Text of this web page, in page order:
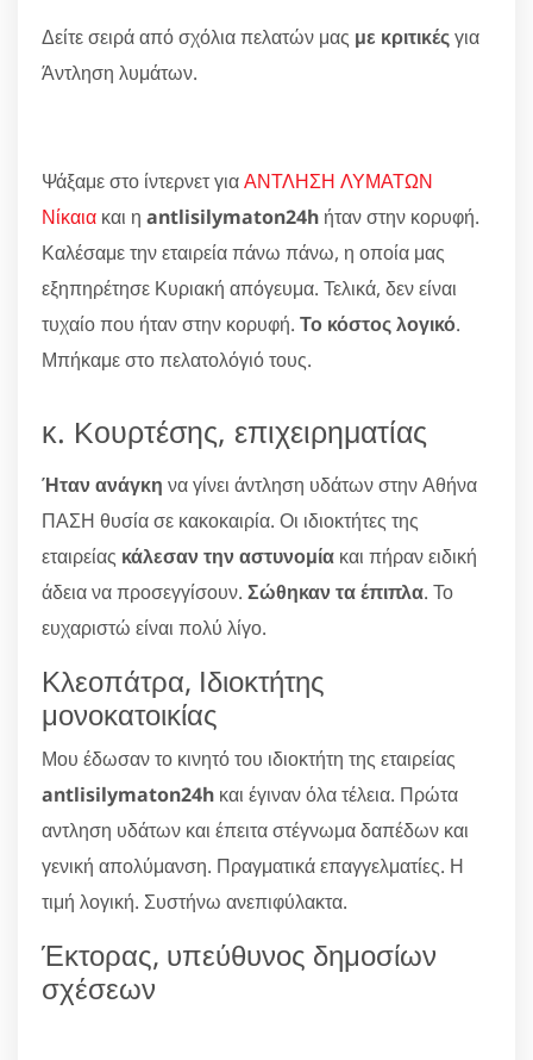
Δείτε σειρά από σχόλια πελατών μας με κριτικέςγια
Άντληση λυμάτων.
Ψάξαμε στο ίντερνετ γιαΑΝΤΛΗΣΗ ΛΥΜΑΤΩΝ
Νίκαια και η antlisilymaton24h ήταν στην κορυφή.
Καλέσαμε την εταιρεία πάνω πάνω, η οποία μας
εξηπηρέτησε Κυριακή απόγευμα. Τελικά, δεν είναι
τυχαίο που ήταν στην κορυφή. Το κόστος λογικό.
Μπήκαμε στο πελατολόγιό τους.
κ. Κουρτέσης, επιχειρηματίας
Ήταν ανάγκη να γίνει άντληση υδάτων στην Αθήνα
ΠΑΣΗ θυσία σε κακοκαιρία. Οι ιδιοκτήτες της
εταιρείας κάλεσαν την αστυνομία και πήραν ειδική
άδεια να προσεγγίσουν. Σώθηκαν τα έπιπλα. Το
ευχαριστώ είναι πολύ λίγο.
Κλεοπάτρα, Ιδιοκτήτης
μονοκατοικίας
Μου έδωσαν το κινητό του ιδιοκτήτη της εταιρείας
antlisilymaton24h και έγιναν όλα τέλεια. Πρώτα
αντληση υδάτων και έπειτα στέγνωμα δαπέδων και
γενική απολύμανση. Πραγματικά επαγγελματίες. Η
τιμή λογική. Συστήνω ανεπιφύλακτα.
Έκτορας, υπεύθυνος δημοσίων
σχέσεων